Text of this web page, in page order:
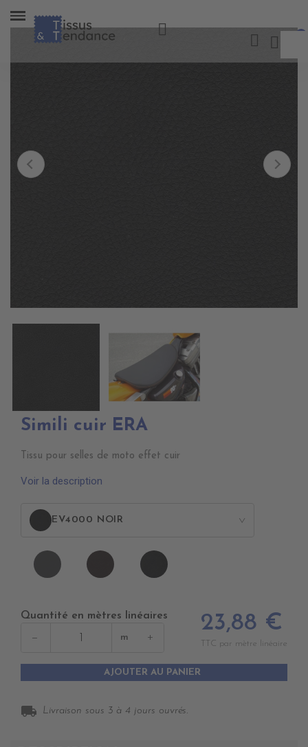
Simili cuir ERA
Tissu pour selles de moto effet cuir
Voir la description
EV4000 NOIR >
EV4010
ANTHRACITE
EV4020
MARRON
EV4000
NOIR
Quantité en mètres linéaires
− m +
23,88 €
TTC par mètre linéaire
AJOUTER AU PANIER
local_shipping Livraison sous 3 à 4 jours ouvrés.